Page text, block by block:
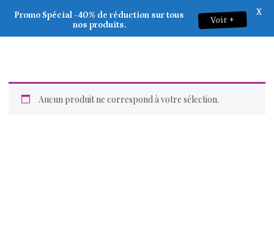
Aucun produit ne correspond à votre sélection.
Promo Spécial -40% de réduction sur tous
nos produits.
Voir +
X